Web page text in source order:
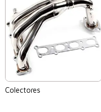
Colectores